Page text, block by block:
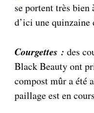
se portent très bien
d’ici une
Courgettes : des
Black Beauty ont
compost mûr a été
paillage est en